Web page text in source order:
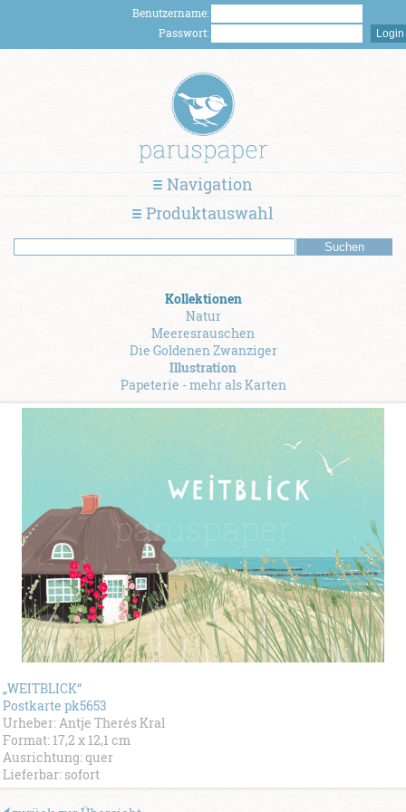
Benutzername:
Passwort:
Navigation
Produktauswahl
Kollektionen
Natur
Meeresrauschen
Die Goldenen Zwanziger
Illustration
Papeterie - mehr als Karten
„WEITBLICK“
Postkarte pk5653
Urheber: Antje Therés Kral
Format: 17,2 x 12,1 cm
Ausrichtung: quer
Lieferbar: sofort